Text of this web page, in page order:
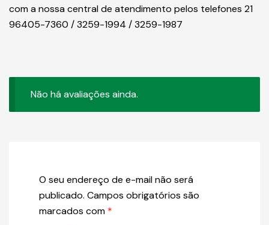
com a nossa central de atendimento pelos telefones 21
96405-7360 / 3259-1994 / 3259-1987
Não há avaliações ainda.
O seu endereço de e-mail não será
publicado. Campos obrigatórios são
marcados com *